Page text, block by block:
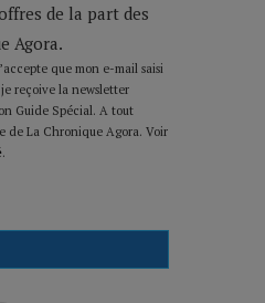
de la part des
Agora.
que mon e-mail saisi
reçoive la newsletter
Guide Spécial. A tout
de La Chronique Agora. Voir
.